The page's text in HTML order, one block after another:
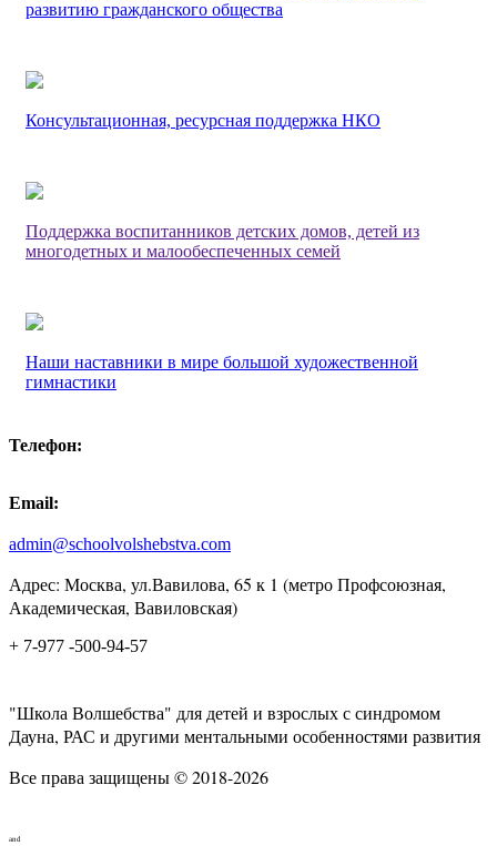
развитию гражданского общества
Консультационная, ресурсная поддержка НКО
Поддержка воспитанников детских домов, детей из
многодетных и малообеспеченных семей
Наши наставники в мире большой художественной
гимнастики
Телефон:
Email:
admin@schoolvolshebstva.com
Адрес: Москва, ул.Вавилова, 65 к 1 (метро Профсоюзная,
Академическая, Вавиловская)
+ 7-977 -500-94-57
"Школа Волшебства" для детей и взрослых с синдромом
Дауна, РАС и другими ментальными особенностями развития
Все права защищены © 2018-2026
and